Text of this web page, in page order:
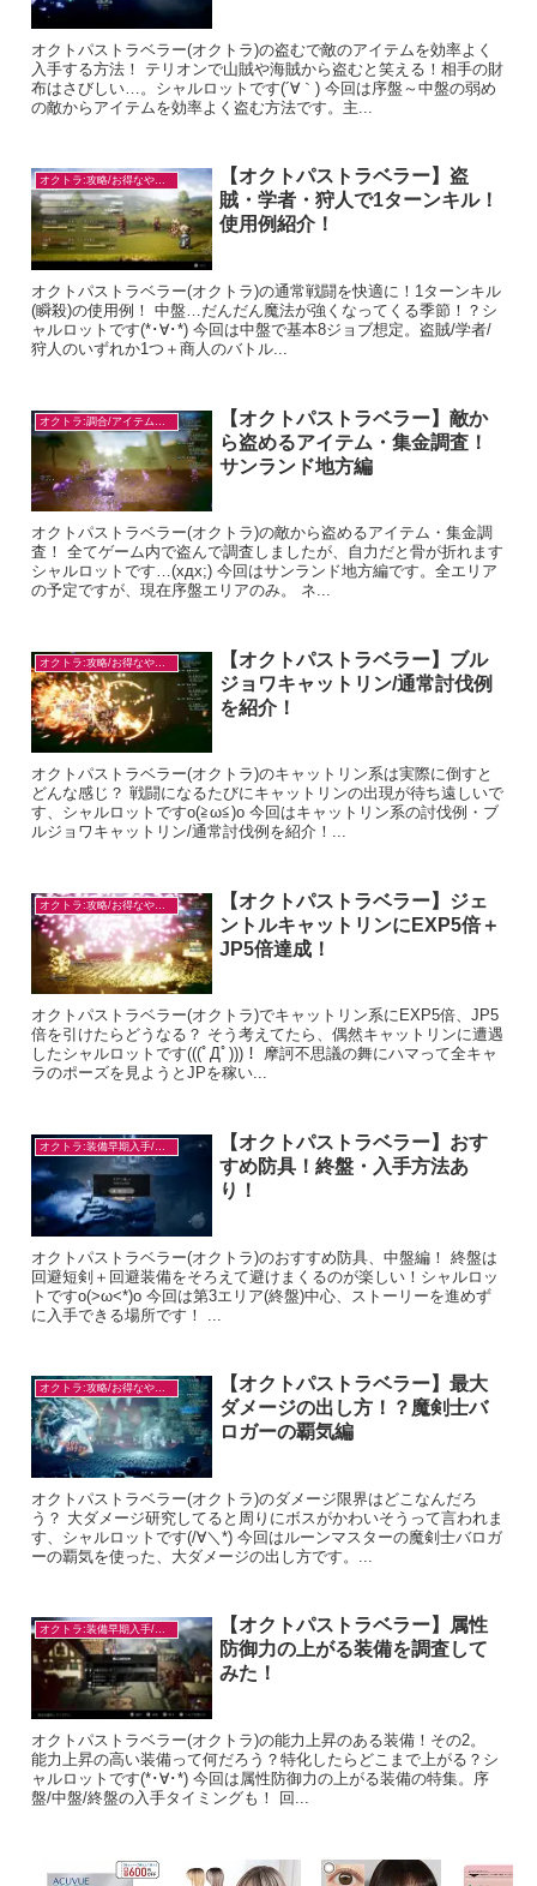
オクトパストラベラー(オクトラ)の盗むで敵のアイテムを効率よく
入手する方法！ テリオンで山賊や海賊から盗むと笑える！相手の財
布はさびしい…。シャルロットです(´∀｀) 今回は序盤～中盤の弱め
の敵からアイテムを効率よく盗む方法です。主...
オクトラ:攻略/お得なやり方
【オクトパストラベラー】盗
賊・学者・狩人で1ターンキル！
使用例紹介！
オクトパストラベラー(オクトラ)の通常戦闘を快適に！1ターンキル
(瞬殺)の使用例！ 中盤…だんだん魔法が強くなってくる季節！？シ
ャルロットです(*･∀･*) 今回は中盤で基本8ジョブ想定。盗賊/学者/
狩人のいずれか1つ＋商人のバトル...
オクトラ:調合/アイテム入手
【オクトパストラベラー】敵か
ら盗めるアイテム・集金調査！
サンランド地方編
オクトパストラベラー(オクトラ)の敵から盗めるアイテム・集金調
査！ 全てゲーム内で盗んで調査しましたが、自力だと骨が折れます
シャルロットです…(xдx;) 今回はサンランド地方編です。全エリア
の予定ですが、現在序盤エリアのみ。 ネ...
オクトラ:攻略/お得なやり方
【オクトパストラベラー】ブル
ジョワキャットリン/通常討伐例
を紹介！
オクトパストラベラー(オクトラ)のキャットリン系は実際に倒すと
どんな感じ？ 戦闘になるたびにキャットリンの出現が待ち遠しいで
す、シャルロットですo(≧ω≦)o 今回はキャットリン系の討伐例・ブ
ルジョワキャットリン/通常討伐例を紹介！...
オクトラ:攻略/お得なやり方
【オクトパストラベラー】ジェ
ントルキャットリンにEXP5倍＋
JP5倍達成！
オクトパストラベラー(オクトラ)でキャットリン系にEXP5倍、JP5
倍を引けたらどうなる？ そう考えてたら、偶然キャットリンに遭遇
したシャルロットです(((ﾟДﾟ)))！ 摩訶不思議の舞にハマって全キャ
ラのポーズを見ようとJPを稼い...
オクトラ:装備早期入手/目的別
【オクトパストラベラー】おす
すめ防具！終盤・入手方法あ
り！
オクトパストラベラー(オクトラ)のおすすめ防具、中盤編！ 終盤は
回避短剣＋回避装備をそろえて避けまくるのが楽しい！シャルロッ
トですo(>ω<*)o 今回は第3エリア(終盤)中心、ストーリーを進めず
に入手できる場所です！ ...
オクトラ:攻略/お得なやり方
【オクトパストラベラー】最大
ダメージの出し方！？魔剣士バ
ロガーの覇気編
オクトパストラベラー(オクトラ)のダメージ限界はどこなんだろ
う？ 大ダメージ研究してると周りにボスがかわいそうって言われま
す、シャルロットです(/∀＼*) 今回はルーンマスターの魔剣士バロガ
ーの覇気を使った、大ダメージの出し方です。...
オクトラ:装備早期入手/目的別
【オクトパストラベラー】属性
防御力の上がる装備を調査して
みた！
オクトパストラベラー(オクトラ)の能力上昇のある装備！その2。
能力上昇の高い装備って何だろう？特化したらどこまで上がる？シ
ャルロットです(*･∀･*) 今回は属性防御力の上がる装備の特集。序
盤/中盤/終盤の入手タイミングも！ 回...